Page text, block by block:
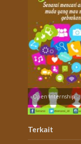
Open Internship
Terkait